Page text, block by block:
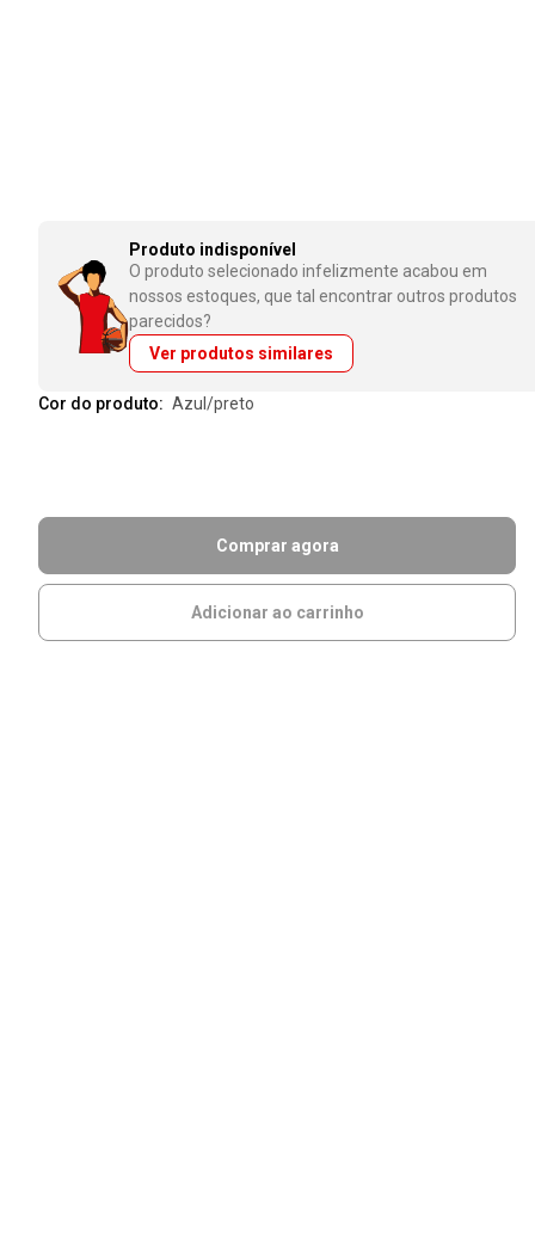
Produto indisponível
O produto selecionado infelizmente acabou em
nossos estoques, que tal encontrar outros produtos
parecidos?
Ver produtos similares
Cor do produto: azul/preto
Comprar agora
Adicionar ao carrinho